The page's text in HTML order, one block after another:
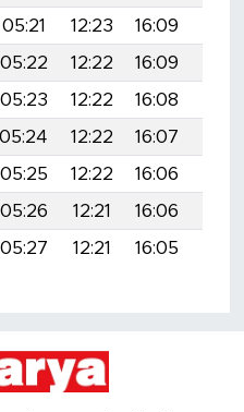
05:21 12:23 16:09
05:22 12:22 16:09
05:23 12:22 16:08
05:24 12:22 16:07
05:25 12:22 16:06
05:26 12:21 16:06
05:27 12:21 16:05